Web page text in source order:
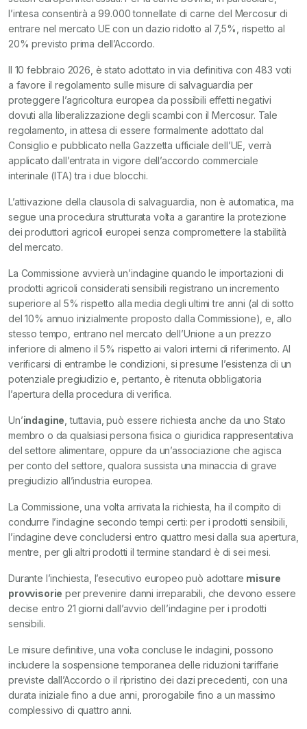
l’intesa consentirà a 99.000 tonnellate di carne del Mercosur di
entrare nel mercato UE con un dazio ridotto al 7,5%, rispetto al
20% previsto prima dell’Accordo.
Il 10 febbraio 2026, è stato adottato in via definitiva con 483 voti
a favore il regolamento sulle misure di salvaguardia per
proteggere l’agricoltura europea da possibili effetti negativi
dovuti alla liberalizzazione degli scambi con il Mercosur. Tale
regolamento, in attesa di essere formalmente adottato dal
Consiglio e pubblicato nella Gazzetta ufficiale dell’UE, verrà
applicato dall’entrata in vigore dell’accordo commerciale
interinale (ITA) tra i due blocchi.
L’attivazione della clausola di salvaguardia, non è automatica, ma
segue una procedura strutturata volta a garantire la protezione
dei produttori agricoli europei senza compromettere la stabilità
del mercato.
La Commissione avvierà un’indagine quando le importazioni di
prodotti agricoli considerati sensibili registrano un incremento
superiore al 5% rispetto alla media degli ultimi tre anni (al di sotto
del 10% annuo inizialmente proposto dalla Commissione), e, allo
stesso tempo, entrano nel mercato dell’Unione a un prezzo
inferiore di almeno il 5% rispetto ai valori interni di riferimento. Al
verificarsi di entrambe le condizioni, si presume l’esistenza di un
potenziale pregiudizio e, pertanto, è ritenuta obbligatoria
l’apertura della procedura di verifica.
Un’indagine , tuttavia, può essere richiesta anche da uno Stato
membro o da qualsiasi persona fisica o giuridica rappresentativa
del settore alimentare, oppure da un’associazione che agisca
per conto del settore, qualora sussista una minaccia di grave
pregiudizio all’industria europea.
La Commissione, una volta arrivata la richiesta, ha il compito di
condurre l’indagine secondo tempi certi: per i prodotti sensibili,
l’indagine deve concludersi entro quattro mesi dalla sua apertura,
mentre, per gli altri prodotti il termine standard è di sei mesi.
Durante l’inchiesta, l’esecutivo europeo può adottare misure
provvisorie per prevenire danni irreparabili, che devono essere
decise entro 21 giorni dall’avvio dell’indagine per i prodotti
sensibili.
Le misure definitive, una volta concluse le indagini, possono
includere la sospensione temporanea delle riduzioni tariffarie
previste dall’Accordo o il ripristino dei dazi precedenti, con una
durata iniziale fino a due anni, prorogabile fino a un massimo
complessivo di quattro anni.